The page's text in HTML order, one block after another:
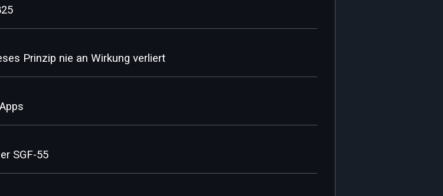
Prinzip nie an Wirkung verliert
SGF-55